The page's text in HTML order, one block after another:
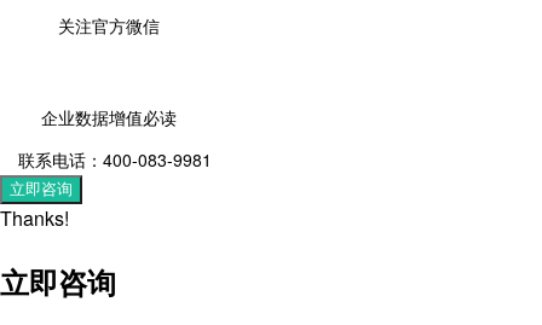
关注官方微信
企业数据增值必读
联系电话：400-083-9981
立即咨询
Thanks!
立即咨询